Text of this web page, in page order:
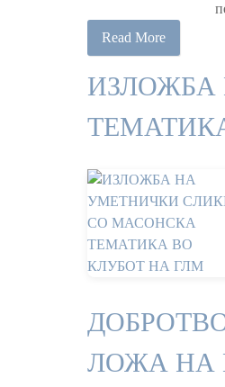
Read More
ЛОЖА НА